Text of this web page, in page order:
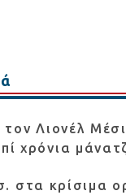
τον Λιονέλ
χρόνια
στα κρίσιμα